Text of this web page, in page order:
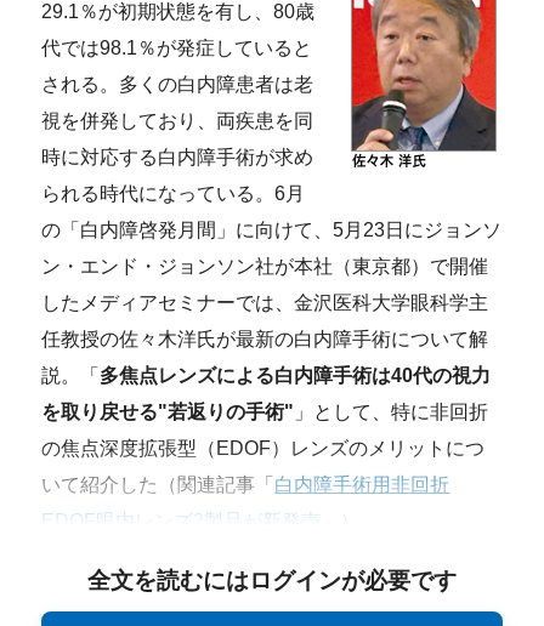
29.1％が初期状態を有し、80歳
代では98.1％が発症していると
される。多くの白内障患者は老
視を併発しており、両疾患を同
時に対応する白内障手術が求め
られる時代になっている。6月
の「白内障啓発月間」に向けて、5月23日にジョンソ
ン・エンド・ジョンソン社が本社（東京都）で開催
したメディアセミナーでは、金沢医科大学眼科学主
任教授の佐々木洋氏が最新の白内障手術について解
説。「 多焦点レンズによる白内障手術は40代の視力
を取り戻せる"若返りの手術" 」として、特に非回折
の焦点深度拡張型（EDOF）レンズのメリットにつ
いて紹介した（関連記事「 白内障手術用非回折
EDOF眼内レンズ2製品が新発売
全文を読むにはログインが必要です